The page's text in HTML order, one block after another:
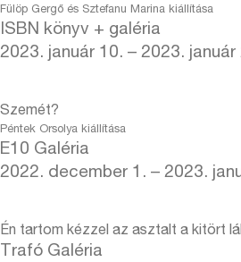
Fülöp Gergő és Sztefanu Marina kiállítása
ISBN könyv + galéria
2023. január 10. – 2023. január
Szemét?
Péntek Orsolya kiállítása
E10 Galéria
2022. december 1. – 2023.
Én tartom kézzel az asztalt a kitört
Trafó Galéria